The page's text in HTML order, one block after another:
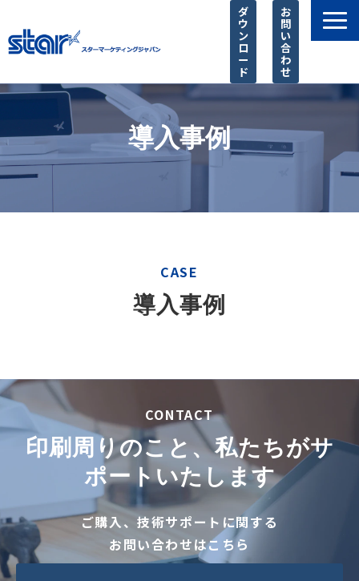
ダ
ウ
ン
ロ
ー
ド
お
問
い
合
わ
せ
製品一覧
店舗様に選ばれる理由
SIer様 支援サービス
お知らせ
よくあるご質問
導入事例
CASE
導入事例
CONTACT
印刷周りのこと、私たちがサ
ポートいたします
ご購入、技術サポートに関する
お問い合わせはこちら